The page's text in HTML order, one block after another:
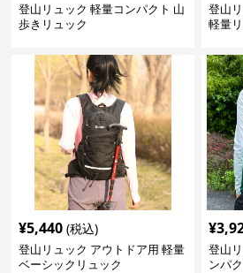
登山リュック 軽量コンパクト 山
歩きリュック
登山
軽量
¥5,440 (税込)
登山リュック アウトドア用 軽量
ベーシックリュック
¥
登山
ンパ